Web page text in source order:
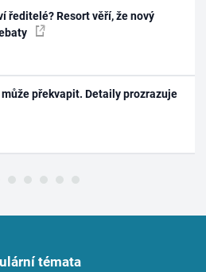
ředitelé? Resort věří, že nový
překvapit. Detaily prozrazuje
témata